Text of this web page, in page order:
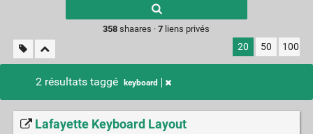
results.
358 shaares ·7 liens privés
20 50 100
2 résultats taggé keyboard
Lafayette Keyboard Layout